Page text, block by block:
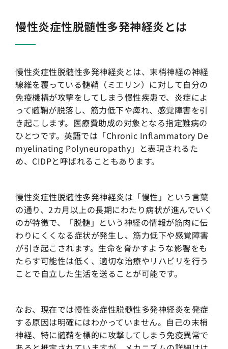
慢性炎症性脱髄性多発神経炎とは
慢性炎症性脱髄性多発神経炎とは、末梢神経の神経
線維を覆っている髄鞘（ミエリン）に対して自分の
免疫機構が攻撃をしてしまう慢性疾患で、炎症によ
って髄鞘が脱落し、筋力低下や痺れ、感覚障害を引
き起こします。医療費助成の対象となる指定難病の
ひとつです。英語では「Chronic Inflammatory De
myelinating Polyneuropathy」と表現されるた
め、CIDPと呼ばれることもあります。
慢性炎症性脱髄性多発神経炎は「慢性」という言葉
の通り、2カ月以上の長期にわたり病状が進んでいく
のが特徴で、「脱髄」という神経の情報が筋肉に伝
わりにくくなる症状が発生し、筋力低下や感覚障害
が引き起こされます。生命を脅かすような影響をも
たらす可能性は低く、適切な治療やリハビリを行う
ことで自立した生活を送ることが可能です。
なお、現在では慢性炎症性脱髄性多発神経炎を発症
する原因は明確にはわかっていません。自己の末梢
神経、特に髄鞘を標的に攻撃してしまう免疫異常で